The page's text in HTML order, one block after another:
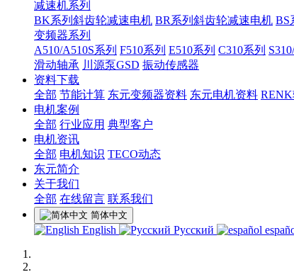
减速机系列
BK系列斜齿轮减速电机 BR系列斜齿轮减速电机 BS
变频器系列
A510/A510S系列 F510系列 E510系列 C310系列
滑动轴承 川源泵GSD 振动传感器
资料下载
全部 节能计算 东元变频器资料 东元电机资料
电机案例
全部 行业应用 典型客户
电机资讯
全部 电机知识 TECO动态
东元简介
关于我们
全部 在线留言 联系我们
简体中文
English Русский